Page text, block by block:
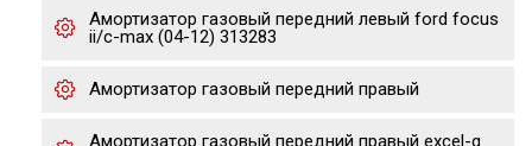
Амортизатор газовый передний левый ford focus
ii/c-max (04-12) 313283
Амортизатор газовый передний правый
Амортизатор газовый передний правый excel-g